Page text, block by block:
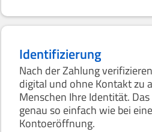
Identifizierung
Nach der Zahlung
digital und ohne Kontakt zu
Menschen Ihre Identität.
genau so einfach wie bei
Kontoeröffnung.